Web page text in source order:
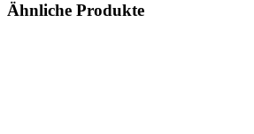
Ähnliche Produkte